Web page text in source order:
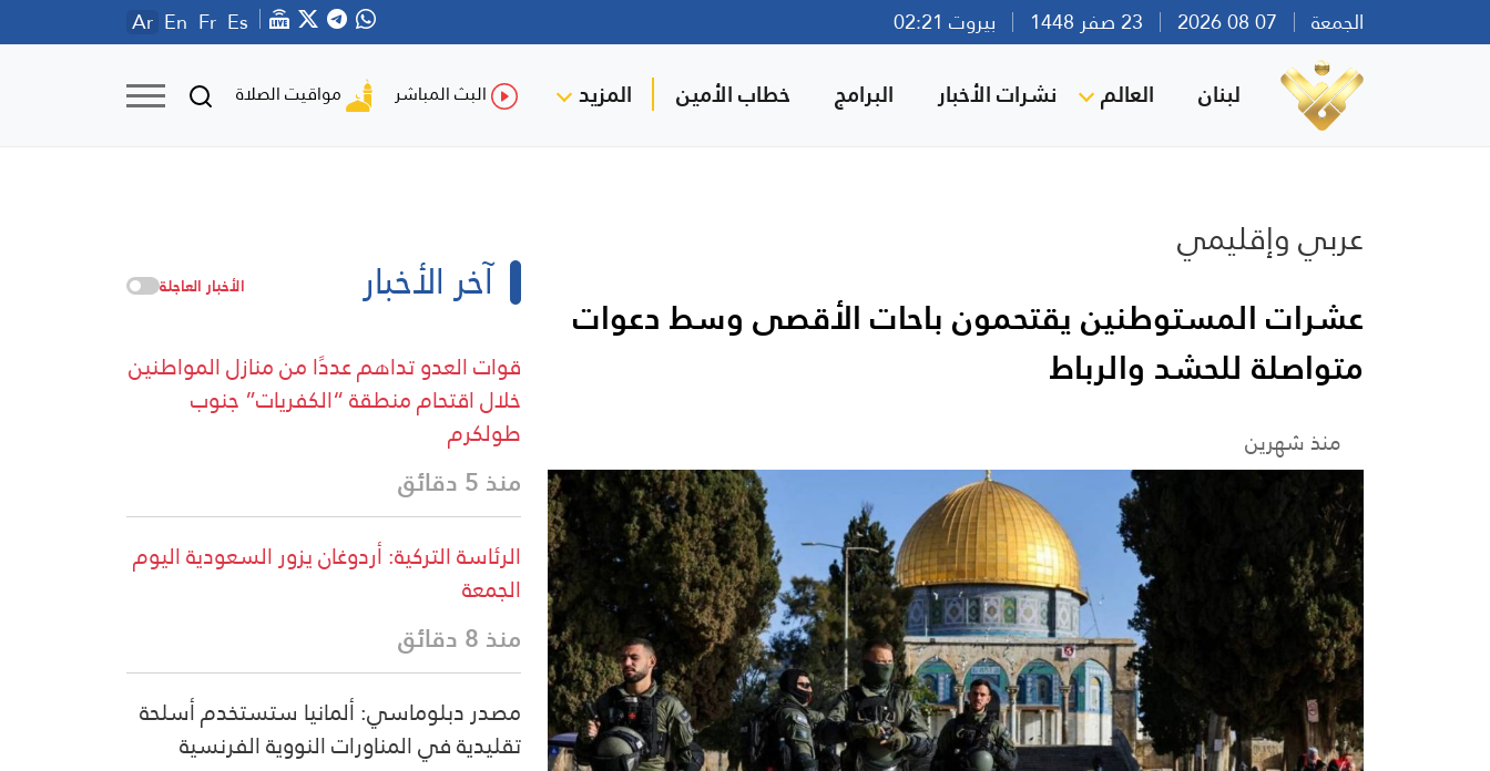
الجمعة بيروت 02:21 Ar En Fr Es
لبنان العالم نشرات الأخبار البرامج خطاب الأمين المزيد البث المباشر مواقيت الصلاة
عربي وإقليمي
عشرات المستوطنين يقتحمون باحات الأقصى وسط دعوات
متواصلة للحشد والرباط
منذ شهرين
آخر الأخبار الأخبار العاجلة
قوات العدو تداهم عددًا من منازل المواطنين
خلال اقتحام منطقة “الكفريات” جنوب
طولكرم
منذ 5 دقائق
الرئاسة التركية: أردوغان يزور السعودية اليوم
الجمعة
منذ 8 دقائق
مصدر دبلوماسي: ألمانيا ستستخدم أسلحة
تقليدية في المناورات النووية الفرنسية